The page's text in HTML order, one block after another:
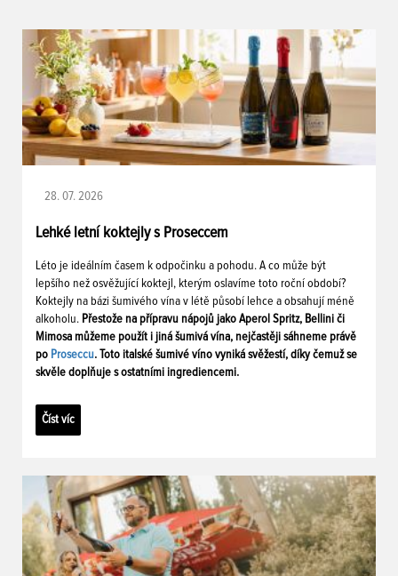
28. 07. 2026
Lehké letní koktejly s Proseccem
Léto je ideálním časem k odpočinku a pohodu. A co může být
lepšího než osvěžující koktejl, kterým oslavíme toto roční období?
Koktejly na bázi šumivého vína v létě působí lehce a obsahují méně
alkoholu. Přestože na přípravu nápojů jako Aperol Spritz, Bellini či
Mimosa můžeme použít i jiná šumivá vína, nejčastěji sáhneme právě
po Proseccu. Toto italské šumivé víno vyniká svěžestí, díky čemuž se
skvěle doplňuje s ostatními ingrediencemi.
Číst víc